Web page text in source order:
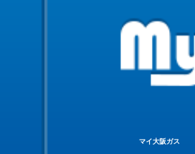
マイ大阪ガス